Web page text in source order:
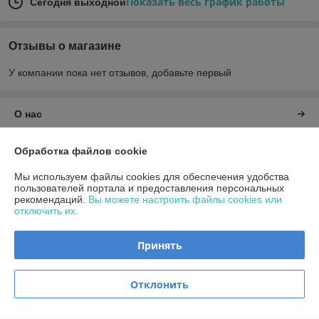
Сегодня выходной
Отзывы о магазине
У компании пока нет отзывов, добавьте первый
О нас
Контакты
Доставка и оплата
График работы
Политика обработки cookies
Обработка файлов cookie
Мы используем файлы cookies для обеспечения удобства
пользователей портала и предоставления персональных
рекомендаций. Вы можете настроить файлы cookies или
отключить их.
Принять
Отклонить